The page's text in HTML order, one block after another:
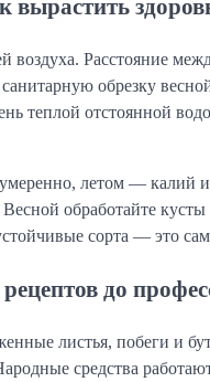
воздуха. Расстояние
обрезку
теплой отстоянной
летом — калий
обработайте
сорта — это
до
листья, побеги и
средства